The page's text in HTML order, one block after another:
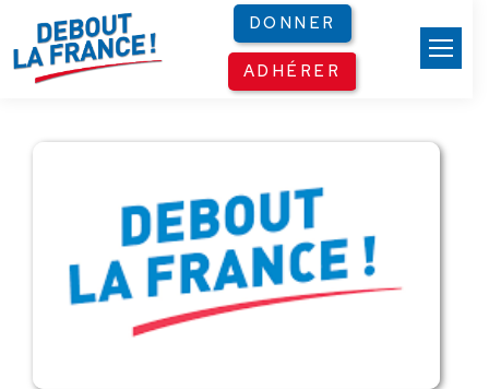
DONNER
ADHÉRER
Panneau de gestion des cookies